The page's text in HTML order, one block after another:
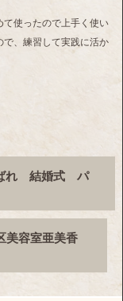
使ったので上手く使い
で、練習して実践に活か
れ 結婚式 パ
容室亜美香